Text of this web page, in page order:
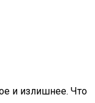
и излишнее. Что